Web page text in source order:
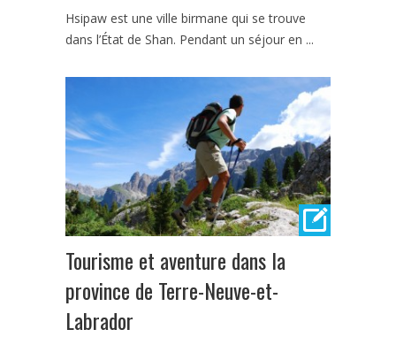
Hsipaw est une ville birmane qui se trouve
dans l’État de Shan. Pendant un séjour en ...
Tourisme et aventure dans la
province de Terre-Neuve-et-
Labrador